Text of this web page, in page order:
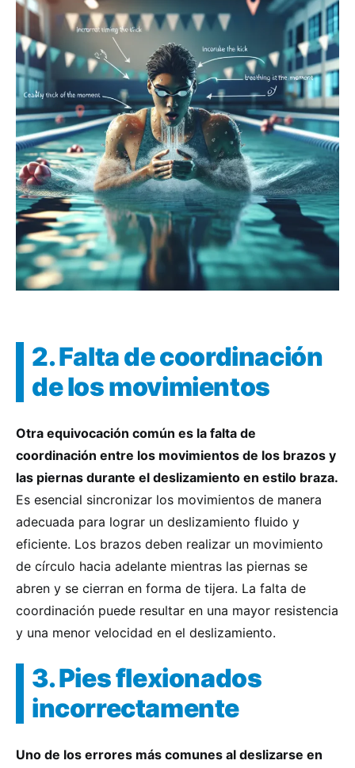
2. Falta de coordinación
de los movimientos
Otra equivocación común es la falta de
coordinación entre los movimientos de los brazos y
las piernas durante el deslizamiento en estilo braza.
Es esencial sincronizar los movimientos de manera
adecuada para lograr un deslizamiento fluido y
eficiente. Los brazos deben realizar un movimiento
de círculo hacia adelante mientras las piernas se
abren y se cierran en forma de tijera. La falta de
coordinación puede resultar en una mayor resistencia
y una menor velocidad en el deslizamiento.
3. Pies flexionados
incorrectamente
Uno de los errores más comunes al deslizarse en